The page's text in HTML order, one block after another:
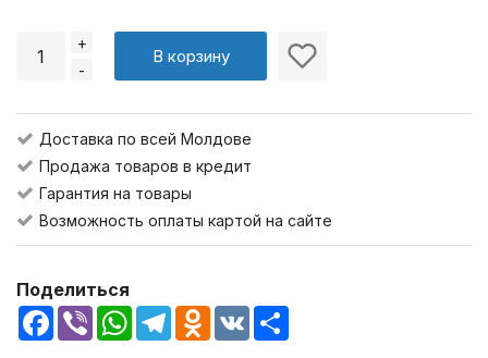
+
-
В корзину
Доставка по всей Молдове
Продажа товаров в кредит
Гарантия на товары
Возможность оплаты картой на сайте
Поделиться
Facebook
Viber WhatsApp
TelegramOdnoklassniki
VK